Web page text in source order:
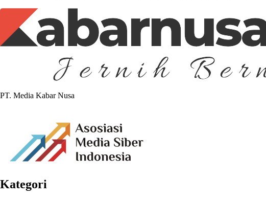
PT. Media Kabar Nusa
Kategori